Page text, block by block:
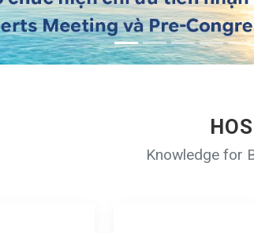
Knowledge for